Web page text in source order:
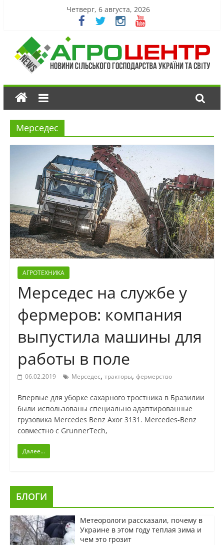
Четверг, 6 августа, 2026
Мерседес
АГРОТЕХНИКА
Мерседес на службе у
фермеров: компания
выпустила машины для
работы в поле
06.02.2019 Мерседес, тракторы, фермерство
Впервые для уборке сахарного тростника в Бразилии
были использованы специально адаптированные
грузовика Mercedes Benz Axor 3131. Mercedes-Benz
совместно с GrunnerTech,
Далее...
БЛОГИ
Метеорологи рассказали, почему в
Украине в этом году теплая зима и
чем это грозит